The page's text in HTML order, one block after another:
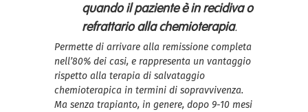
quando il paziente è in recidiva o
refrattario alla chemioterapia.
Permette di arrivare alla remissione completa
nell’80% dei casi, e rappresenta un vantaggio
rispetto alla terapia di salvataggio
chemioterapica in termini di sopravvivenza.
Ma senza trapianto, in genere, dopo 9-10 mesi